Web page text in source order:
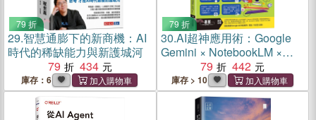
79 折
29.智慧通膨下的新商機：AI
時代的稀缺能力與新護城河
79
434
庫存：6
79 折
30.AI超神應用術：Google
Gemini × NotebookLM ×
Nano Banana × Omni ×
Flow × Gemini Live全解鎖
(附範例素材/提示詞/影音教
79 442
庫存 > 10